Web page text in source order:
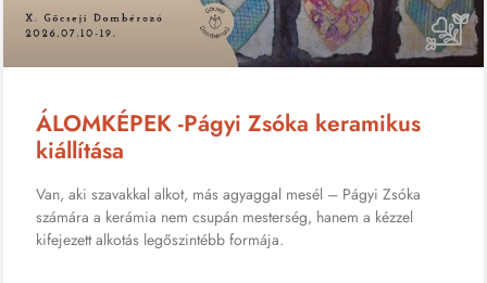
ÁLOMKÉPEK -Págyi Zsóka keramikus
kiállítása
Van, aki szavakkal alkot, más agyaggal mesél – Págyi Zsóka
számára a kerámia nem csupán mesterség, hanem a kézzel
kifejezett alkotás legőszintébb formája.